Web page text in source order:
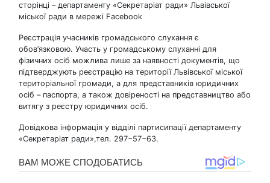
сторінці – департаменту «Секретаріат ради» Львівської
міської ради в мережі Facebook
Реєстрація учасників громадського слухання є
обов’язковою. Участь у громадському слуханні для
фізичних осіб можлива лише за наявності документів, що
підтверджують реєстрацію на території Львівської міської
територіальної громади, а для представників юридичних
осіб – паспорта, а також довіреності на представництво або
витягу з реєстру юридичних осіб.
Довідкова інформація у відділі партисипації департаменту
«Секретаріат ради»,тел. 297−57−63.